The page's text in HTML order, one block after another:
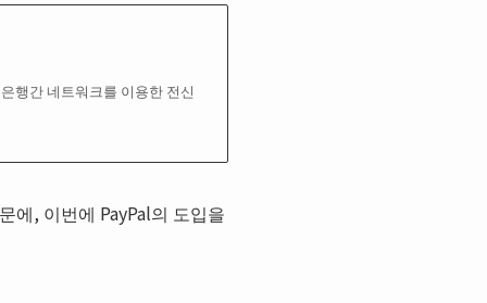
행간 네트워크를 이용한 전신
에, 이번에 PayPal의 도입을